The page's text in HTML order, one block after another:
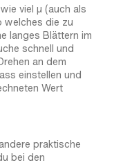
viel µ (auch als
welches die zu
langes Blättern im
schnell und
an dem
einstellen und
Wert
praktische
bei den